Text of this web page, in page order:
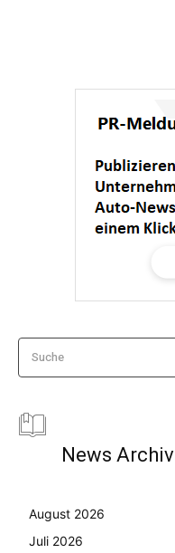
Suche
News Archiv
August 2026
Juli 2026